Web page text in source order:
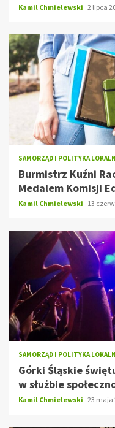
Kamil Chmielewski 2 lipca
SAMORZĄD I POLITYKA
Burmistrz Kuźni
Medalem Komisji
Kamil Chmielewski 13
SAMORZĄD I POLITYKA
Górki Śląskie
w służbie
Kamil Chmielewski 23 maja